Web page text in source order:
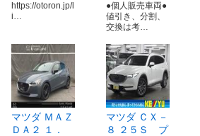
https://otoron.jp/l
i…
●個人販売車両●
値引き、分割、
交換は考…
マツダ ＭＡＺ
ＤＡ２ １．
マツダ ＣＸ－
８ ２５Ｓ プ